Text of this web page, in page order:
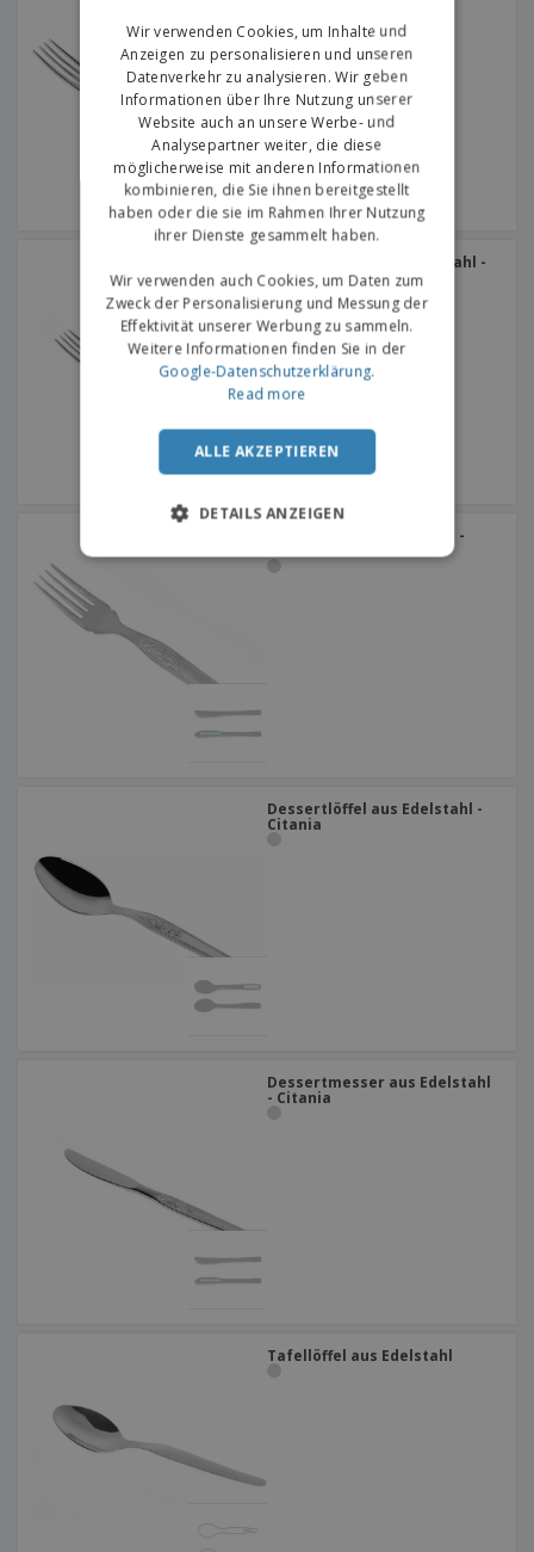
Dessertgabel aus Edelstahl -
Citania
Fischgabel aus Edelstahl -
Citania
Dessertlöffel aus Edelstahl -
Citania
Dessertmesser aus Edelstahl
- Citania
Tafellöffel aus Edelstahl
Wir verwenden Cookies, um Inhalte und
Anzeigen zu personalisieren und unseren
Datenverkehr zu analysieren. Wir geben
Informationen über Ihre Nutzung unserer
Website auch an unsere Werbe- und
Analysepartner weiter, die diese
möglicherweise mit anderen Informationen
kombinieren, die Sie ihnen bereitgestellt
haben oder die sie im Rahmen Ihrer Nutzung
ihrer Dienste gesammelt haben.
Wir verwenden auch Cookies, um Daten zum
Zweck der Personalisierung und Messung der
Effektivität unserer Werbung zu sammeln.
Weitere Informationen finden Sie in der
Google-Datenschutzerklärung.
Read more
ALLE AKZEPTIEREN
DETAILS ANZEIGEN